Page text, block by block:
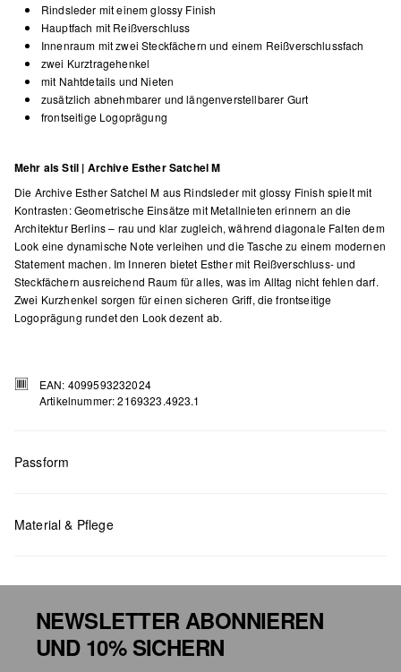
Rindsleder mit einem glossy Finish
Hauptfach mit Reißverschluss
Innenraum mit zwei Steckfächern und einem Reißverschlussfach
zwei Kurztragehenkel
mit Nahtdetails und Nieten
zusätzlich abnehmbarer und längenverstellbarer Gurt
frontseitige Logoprägung
Mehr als Stil | Archive Esther Satchel M
Die Archive Esther Satchel M aus Rindsleder mit glossy Finish spielt mit
Kontrasten: Geometrische Einsätze mit Metallnieten erinnern an die
Architektur Berlins – rau und klar zugleich, während diagonale Falten dem
Look eine dynamische Note verleihen und die Tasche zu einem modernen
Statement machen. Im Inneren bietet Esther mit Reißverschluss- und
Steckfächern ausreichend Raum für alles, was im Alltag nicht fehlen darf.
Zwei Kurzhenkel sorgen für einen sicheren Griff, die frontseitige
Logoprägung rundet den Look dezent ab.
EAN: 4099593232024
Artikelnummer: 2169323.4923.1
Passform
Material & Pflege
NEWSLETTER ABONNIEREN
UND 10% SICHERN